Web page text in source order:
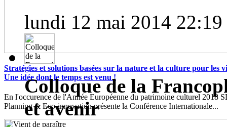
Stratégies et solutions basées sur la nature et la culture pour les
Une idée dont le temps est venu !
En l'occurence de l'Année Européenne du patrimoine culturel 2018
Planning & Eco-innovation présente la Conférence Internationale...
lundi 12 mai 2014 22:19
Colloque de la
et avenir